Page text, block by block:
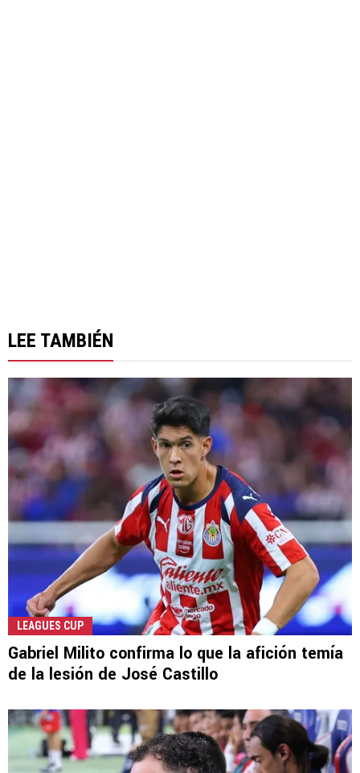
LEE TAMBIÉN
LEAGUES CUP
Gabriel Milito confirma lo que la afición temía
de la lesión de José Castillo